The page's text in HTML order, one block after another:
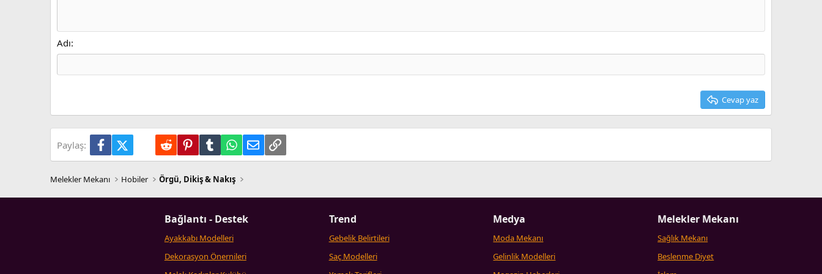
18
22
26
Heading 3
Tahoma
Times New Roman
Adı
Cevap yaz
Paylaş: FacebookX (Twitter)LinkedIn
Reddit PinterestTumblrWhatsApp
E-postaLink
Melekler Mekanı Hobiler Örgü, Dikiş & Nakış
Bağlantı - Destek
Ayakkabı Modelleri
Dekorasyon Önernileri
Trend
Gebelik Belirtileri
Saç Modelleri
Medya
Moda Mekanı
Gelinlik Modelleri
Melekler Mekanı
Sağlık Mekanı
Beslenme Diyet